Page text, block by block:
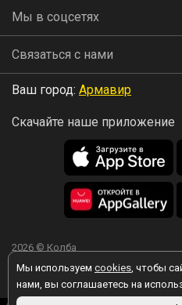
Мы используем cookies, чтобы
нами, вы соглашаетесь на
Мы в соцсетях
Связаться с нами
Ваш город: Армавир
Скачайте наше приложение
2026 © Колба